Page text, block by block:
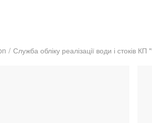
/ Служба обліку реалізації води і стоків